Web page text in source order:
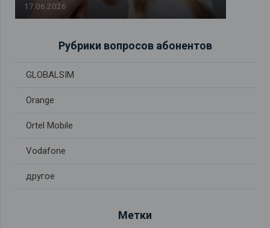
17.06.2026
Рубрики вопросов абонентов
GLOBALSIM
Orange
Ortel Mobile
Vodafone
другое
Метки